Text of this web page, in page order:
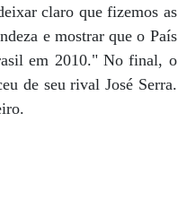
claro que fizemos as
e mostrar que o País
em 2010." No final, o
de seu rival José Serra.